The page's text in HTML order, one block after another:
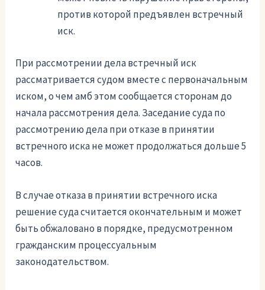
против которой предъявлен встречный
иск.
При рассмотрении дела встречный иск
рассматривается судом вместе с первоначальным
иском, о чем амб этом сообщается сторонам до
начала рассмотрения дела. Заседание суда по
рассмотрению дела при отказе в принятии
встречного иска не может продолжаться дольше 5
часов.
В случае отказа в принятии встречного иска
решение суда считается окончательным и может
быть обжаловано в порядке, предусмотренном
гражданским процессуальным
законодательством.